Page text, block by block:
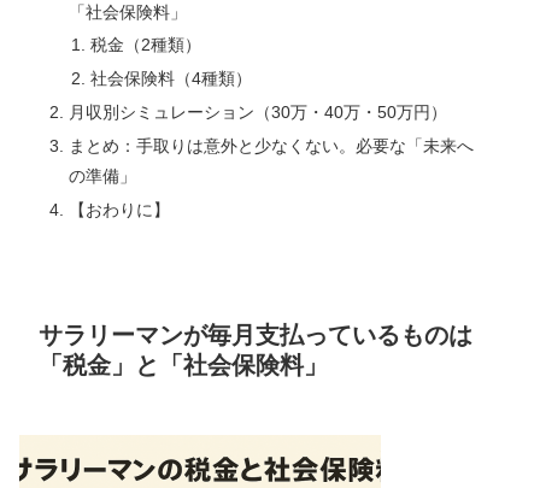
「社会保険料」
税金（2種類）
社会保険料（4種類）
月収別シミュレーション（30万・40万・50万円）
まとめ：手取りは意外と少なくない。必要な「未来へ
の準備」
【おわりに】
サラリーマンが毎月支払っているものは
「税金」と「社会保険料」